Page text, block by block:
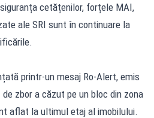
cetățenilor, forțele MAI,
ale SRI sunt în continuare la
printr-un mesaj Ro-Alert, emis
zbor a căzut pe un bloc din zona
aflat la ultimul etaj al imobilului.